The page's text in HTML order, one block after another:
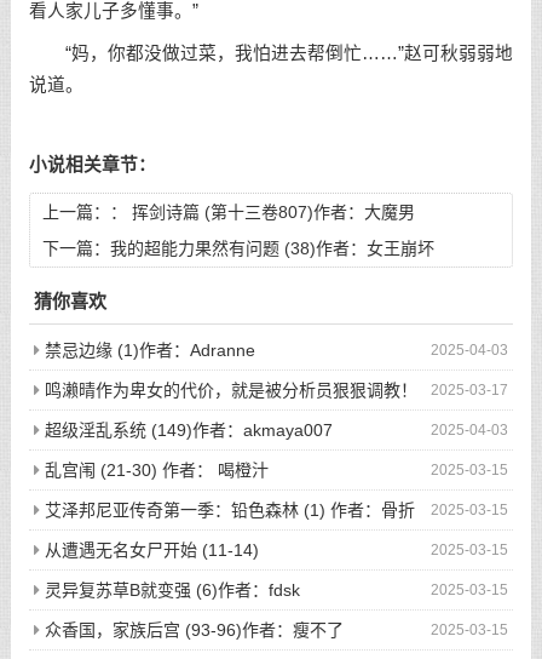
看人家儿子多懂事。”
“妈，你都没做过菜，我怕进去帮倒忙……”赵可秋弱弱地
说道。
小说相关章节：
上一篇：： 挥剑诗篇 (第十三卷807)作者：大魔男
下一篇： 我的超能力果然有问题 (38)作者：女王崩坏
猜你喜欢
2025-04-03
禁忌边缘 (1)作者：Adranne
2025-03-17
鸣濑晴作为卑女的代价，就是被分析员狠狠调教！
(完)作者：空琉lemon
2025-04-03
超级淫乱系统 (149)作者：akmaya007
2025-03-15
乱宫闱 (21-30) 作者： 喝橙汁
2025-03-15
艾泽邦尼亚传奇第一季：铅色森林 (1) 作者：骨折
的海绵体
2025-03-15
从遭遇无名女尸开始 (11-14)
2025-03-15
灵异复苏草B就变强 (6)作者：fdsk
2025-03-15
众香国，家族后宫 (93-96)作者：瘦不了